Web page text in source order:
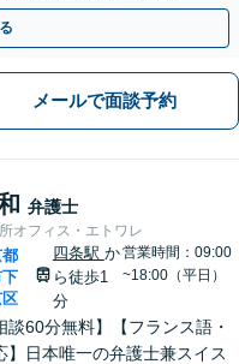
す。
メールで面談予約
弁護士
オフィス・エトワレ
四条駅 か
ら徒歩1
分
営業時間：09:00
~18:00（平日）
談60分無料】【フランス語・
】日本唯一の弁護士兼スイス